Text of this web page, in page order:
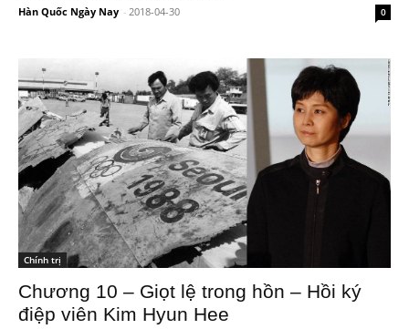
Hàn Quốc Ngày Nay - 2018-04-30 0
Chính trị
Chương 10 – Giọt lệ trong hồn – Hồi ký
điệp viên Kim Hyun Hee